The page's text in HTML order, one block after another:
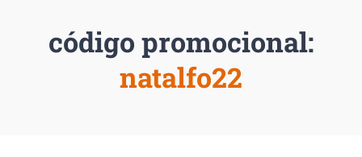
código promocional:
natalfo22